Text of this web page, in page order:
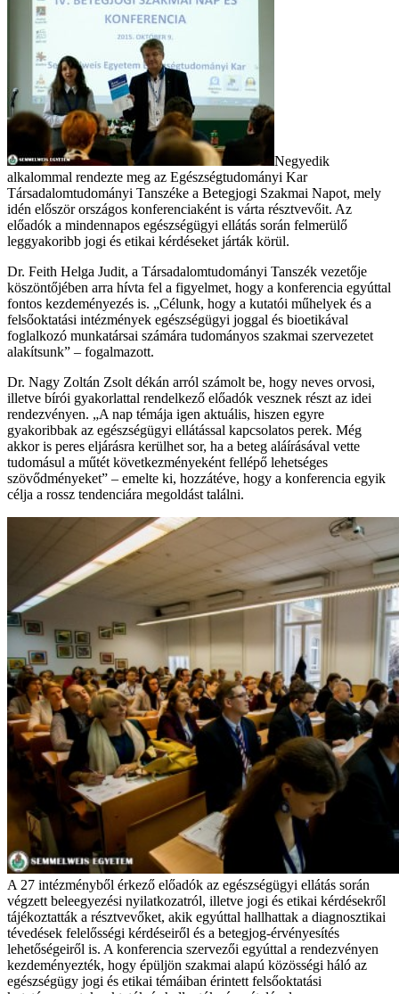
Negyedik
alkalommal rendezte meg az Egészségtudományi Kar
Társadalomtudományi Tanszéke a Betegjogi Szakmai Napot, mely
idén először országos konferenciaként is várta résztvevőit. Az
előadók a mindennapos egészségügyi ellátás során felmerülő
leggyakoribb jogi és etikai kérdéseket járták körül.
Dr. Feith Helga Judit, a Társadalomtudományi Tanszék vezetője
köszöntőjében arra hívta fel a figyelmet, hogy a konferencia egyúttal
fontos kezdeményezés is. „Célunk, hogy a kutatói műhelyek és a
felsőoktatási intézmények egészségügyi joggal és bioetikával
foglalkozó munkatársai számára tudományos szakmai szervezetet
alakítsunk” – fogalmazott.
Dr. Nagy Zoltán Zsolt dékán arról számolt be, hogy neves orvosi,
illetve bírói gyakorlattal rendelkező előadók vesznek részt az idei
rendezvényen. „A nap témája igen aktuális, hiszen egyre
gyakoribbak az egészségügyi ellátással kapcsolatos perek. Még
akkor is peres eljárásra kerülhet sor, ha a beteg aláírásával vette
tudomásul a műtét következményeként fellépő lehetséges
szövődményeket” – emelte ki, hozzátéve, hogy a konferencia egyik
célja a rossz tendenciára megoldást találni.
A 27 intézményből érkező előadók az egészségügyi ellátás során
végzett beleegyezési nyilatkozatról, illetve jogi és etikai kérdésekről
tájékoztatták a résztvevőket, akik egyúttal hallhattak a diagnosztikai
tévedések felelősségi kérdéseiről és a betegjog-érvényesítés
lehetőségeiről is. A konferencia szervezői egyúttal a rendezvényen
kezdeményezték, hogy épüljön szakmai alapú közösségi háló az
egészségügy jogi és etikai témáiban érintett felsőoktatási